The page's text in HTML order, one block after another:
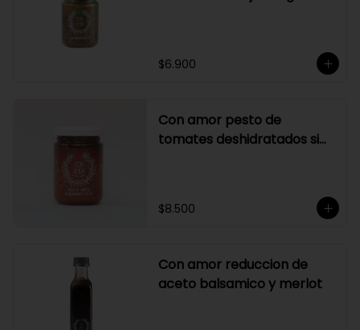
$6.900
Con amor pesto de
tomates deshidratados sin
$8.500
Con amor reduccion de
aceto balsamico y merlot